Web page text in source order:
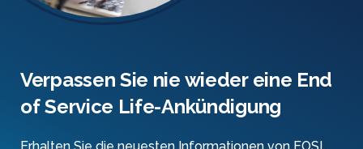
Verpassen Sie nie wieder eine End
of Service Life-Ankündigung